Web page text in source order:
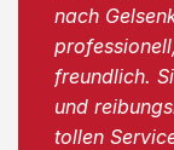
nach
freundlich.
und
tollen